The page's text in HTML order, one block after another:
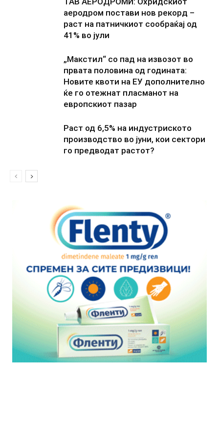
аеродром постави нов рекорд –
раст на патничкиот сообраќај од
41% во јули
„Макстил“ со пад на извозот во
првата половина од годината:
Новите квоти на ЕУ дополнително
ќе го отежнат пласманот на
европскиот пазар
Раст од 6,5% на индустриското
производство во јуни, кои сектори
го предводат растот?